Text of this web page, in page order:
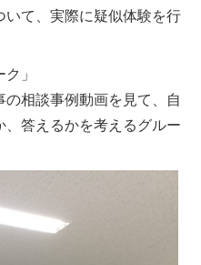
て、実際に疑似体験を行
」
相談事例動画を見て、自
答えるかを考えるグルー